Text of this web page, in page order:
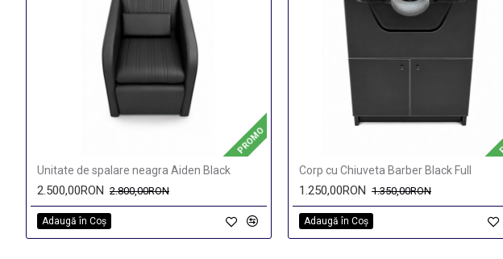
PROMO
Unitate de spalare neagra Aiden Black
2.500,00RON 2.800,00RON
Adaugă în Coş
Corp cu Chiuveta Barber Black Full
1.250,00RON 1.350,00RON
Adaugă în Coş